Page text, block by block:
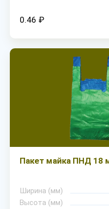
0.46 ₽
Пакет майка ПНД 18
Ширина (мм)
Высота (мм)